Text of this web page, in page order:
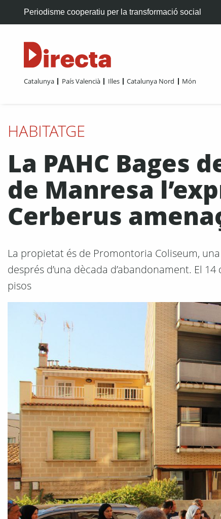
Periodisme cooperatiu per la transformació social
Catalunya País Valencià Illes Catalunya Nord Món
HABITATGE
La PAHC Bages
de Manresa
Cerberus
La propietat és de Promontoria Coliseum,
després d’una dècada d’abandonament. El
pisos